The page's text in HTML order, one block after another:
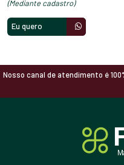
(mediante cadastro)
Eu quero
Nosso canal de atendimento é